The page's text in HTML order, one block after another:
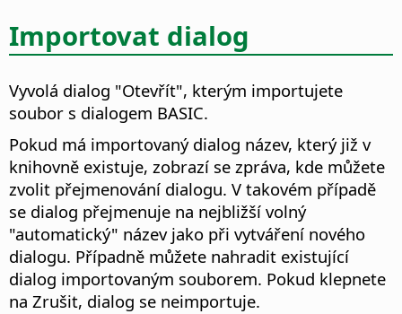
Importovat dialog
Vyvolá dialog "Otevřít", kterým importujete
soubor s dialogem BASIC.
Pokud má importovaný dialog název, který již v
knihovně existuje, zobrazí se zpráva, kde můžete
zvolit přejmenování dialogu. V takovém případě
se dialog přejmenuje na nejbližší volný
"automatický" název jako při vytváření nového
dialogu. Případně můžete nahradit existující
dialog importovaným souborem. Pokud klepnete
na Zrušit, dialog se neimportuje.